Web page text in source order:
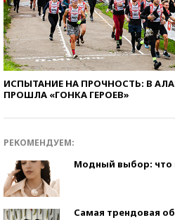
ИСПЫТАНИЕ НА ПРОЧНОСТЬ: В
ПРОШЛА «ГОНКА ГЕРОЕВ»
РЕКОМЕНДУЕМ:
Модный выбор: что
Самая трендовая